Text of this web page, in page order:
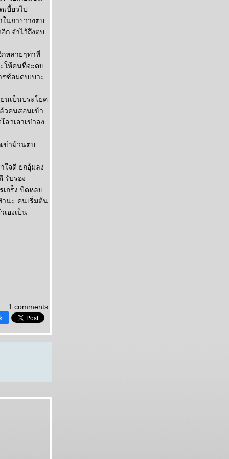
บี้ยวไป
นการวางตบ
ก จำไว้ถึงตบ
หลายๆท่าที่
ให้คนที่จะตบ
ซ้อมตบเบาะ
นเป็นประโยค
วคนสอนเข้า
วเอาเข่าลง
ข่าม้วนตบ
ใจดี ยกอุ้มลง
รับรอง
เกร็ง บิดหลบ
ำนะ คนเริ่มต้น
เองเป็น
1 comments